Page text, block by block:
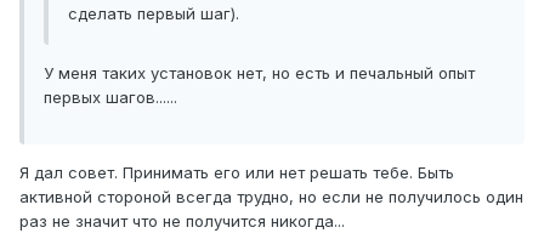
сделать первый шаг).
У меня таких установок нет, но есть и печальный опыт
первых шагов......
Я дал совет. Принимать его или нет решать тебе. Быть
активной стороной всегда трудно, но если не получилось один
раз не значит что не получится никогда...